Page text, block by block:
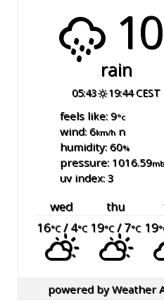
rain
05:43 19:44 CEST
feels like: 9°c
wind: 6km/hn
humidity: 60%
pressure: 1016.59
uv index: 3
wed thu
16°C/ 4°C 19°C/ 7°C 19
powered byWeather